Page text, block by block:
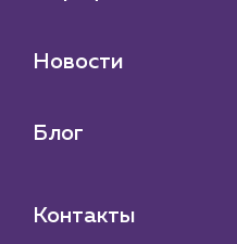
Новости
Блог
Контакты